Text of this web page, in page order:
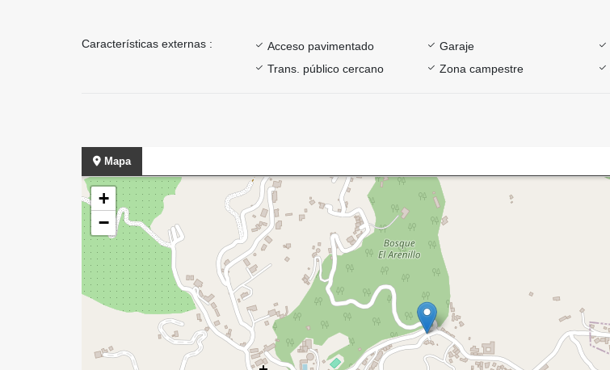
Características externas : Acceso pavimentado Garaje
Trans. público cercano
Zona campestre
Mapa
+
−